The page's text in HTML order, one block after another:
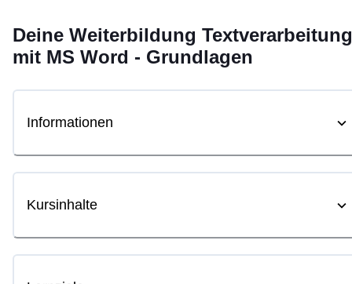
Deine Weiterbildung Textverarbeitung
mit MS Word - Grundlagen
Informationen
Kursinhalte